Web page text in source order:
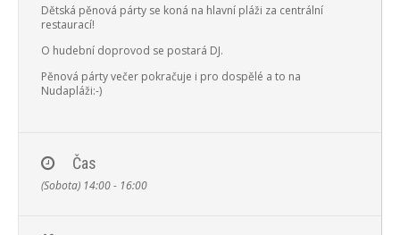
Dětská pěnová párty se koná na hlavní pláži za centrální
restaurací!
O hudební doprovod se postará DJ.
Pěnová párty večer pokračuje i pro dospělé a to na
Nudapláži:-)
Čas
(Sobota) 14:00 - 16:00